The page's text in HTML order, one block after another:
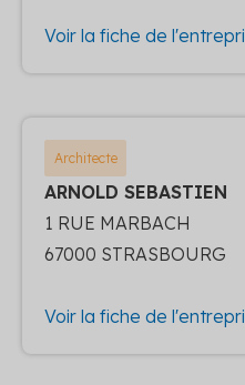
Voir la fiche de
Architecte
ARNOLD SEBASTIEN
1 RUE MARBACH
67000 STRASBOURG
Voir la fiche de